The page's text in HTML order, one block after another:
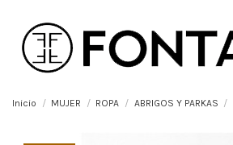
Inicio MUJER ROPA ABRIGOS Y PARKAS